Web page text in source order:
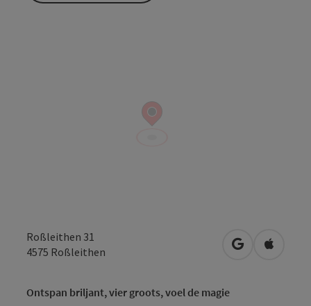
Roßleithen 31
4575 Roßleithen Openen in
Ontspan briljant, vier groots, voel de magie